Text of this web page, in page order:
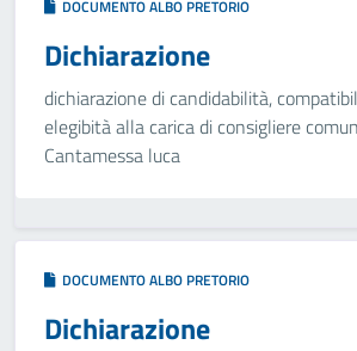
DOCUMENTO ALBO PRETORIO
Dichiarazione
dichiarazione di candidabilità,
elegibità alla carica di consigliere
Cantamessa luca
DOCUMENTO ALBO PRETORIO
Dichiarazione